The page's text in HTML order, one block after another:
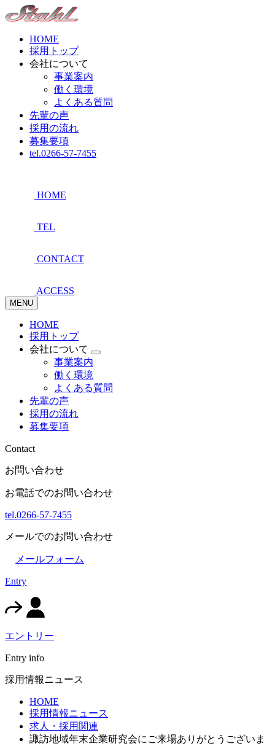
HOME
採用トップ
会社について
事業案内
働く環境
よくある質問
先輩の声
採用の流れ
募集要項
tel.0266-57-7455
HOME
TEL
CONTACT
ACCESS
MENU
HOME
採用トップ
会社について
事業案内
働く環境
よくある質問
先輩の声
採用の流れ
募集要項
Contact
お問い合わせ
お電話でのお問い合わせ
tel.0266-57-7455
メールでのお問い合わせ
メールフォーム
Entry
エントリー
Entry info
採用情報ニュース
HOME
採用情報ニュース
求人・採用関連
諏訪地域年末企業研究会にご来場ありがとうございま